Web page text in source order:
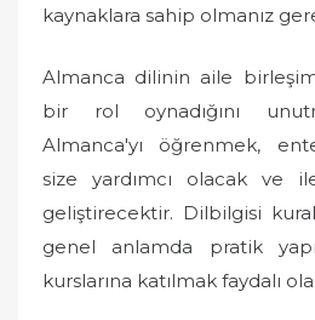
kaynaklara sahip olmanız
Almanca dilinin aile
bir rol oynadığını
Almanca'yı öğrenmek,
size yardımcı olacak ve
geliştirecektir. Dilbilgisi
genel anlamda pratik
kurslarına katılmak faydalı